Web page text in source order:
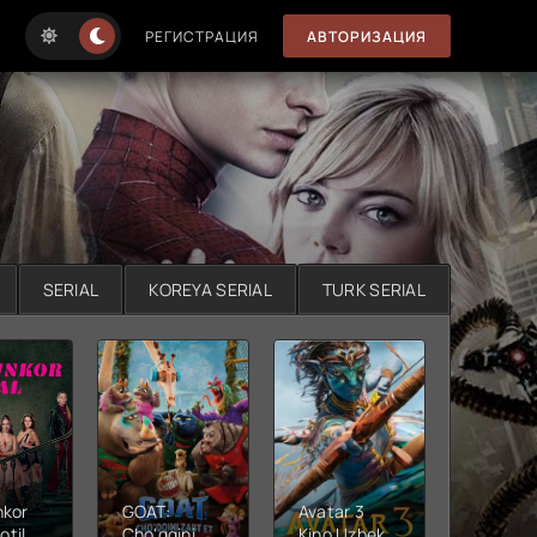
РЕГИСТРАЦИЯ АВТОРИЗАЦИЯ
SERIAL KOREYA SERIAL TURK SERIAL
GOAT:
Avatar 3